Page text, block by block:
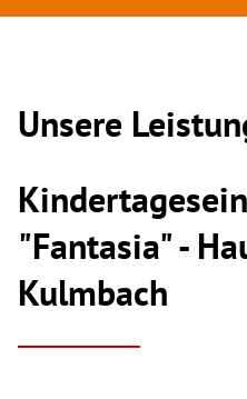
Unsere
"Fantasia" -
Kulmbach